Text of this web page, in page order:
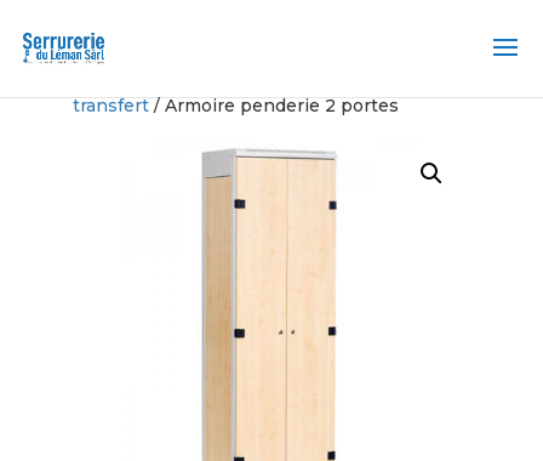
transfert/ Armoire penderie 2 portes